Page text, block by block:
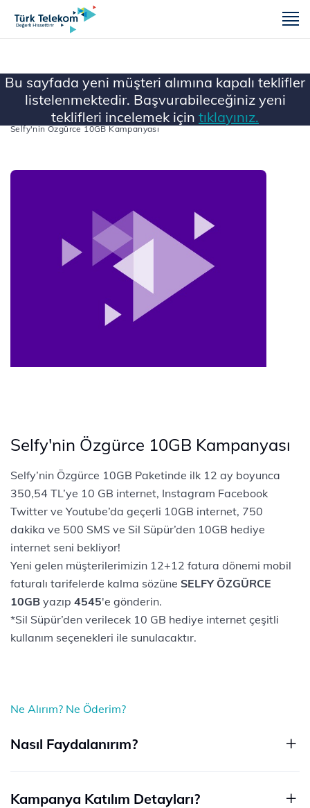
Bu sayfada yeni müşteri alımına kapalı teklifler
listelenmektedir. Başvurabileceğiniz yeni
teklifleri incelemek için tıklayınız.
Ana Sayfa ...
Tüm Faturalı Kampanyalar
Selfy'nin Özgürce 10GB Kampanyası
Selfy'nin Özgürce 10GB Kampanyası
Selfy’nin Özgürce 10GB Paketinde ilk 12 ay boyunca
350,54 TL’ye 10 GB internet, Instagram Facebook
Twitter ve Youtube’da geçerli 10GB internet, 750
dakika ve 500 SMS ve Sil Süpür’den 10GB hediye
internet seni bekliyor!
Yeni gelen müşterilerimizin 12+12 fatura dönemi mobil
faturalı tarifelerde kalma sözüne SELFY ÖZGÜRCE
10GB yazıp 4545'e gönderin.
*Sil Süpür’den verilecek 10 GB hediye internet çeşitli
kullanım seçenekleri ile sunulacaktır.
Ne Alırım? Ne Öderim?
Nasıl Faydalanırım?
Kampanya Katılım Detayları?